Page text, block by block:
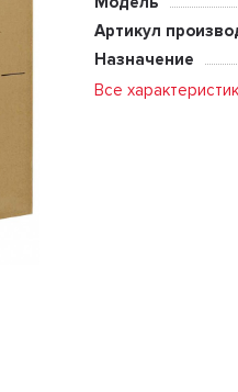
Артикул
Назначение
Все